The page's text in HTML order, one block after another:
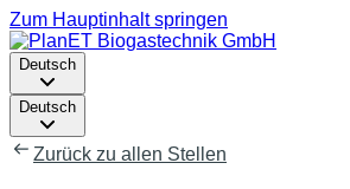
Zum Hauptinhalt springen
Deutsch
Deutsch
Zurück zu allen Stellen